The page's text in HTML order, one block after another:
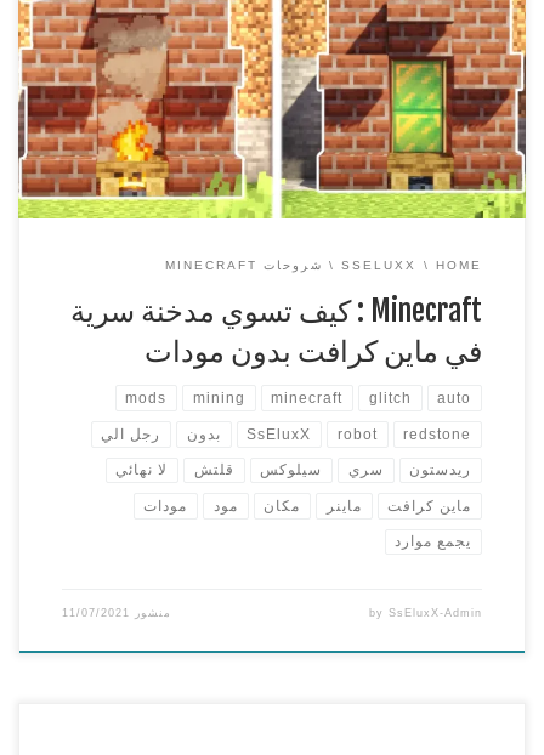
Minecraft : كيف تسوي مدخنة سرية في ماين كرافت بدون
مودات الاماكن السرية في ماين كرافت لها الكثير والكثير من
الاشكال والوظائف. قد تكون احيانا في وضع لا يسمح لك بوضع
اغراضك الثمينه في صندوق داخل منزلك فقط, ولهذا اسباب كثيره
ومنها وجود متطفلين قد يتسببون في فقدانك لها او […]
HOME
SSELUXX شروحات MINECRAFT
Minecraft : كيف تسوي مدخنة سرية
في ماين كرافت بدون مودات
auto
glitch
minecraft
mining
mods
redstone
robot
SsEluxX بدون رجل الي
ريدستون سري سيلوكس قلتش لا نهائي
ماين كرافت ماينر مكان مود مودات
يجمع موارد
bySsEluxX-Admin منشور 11/07/2021